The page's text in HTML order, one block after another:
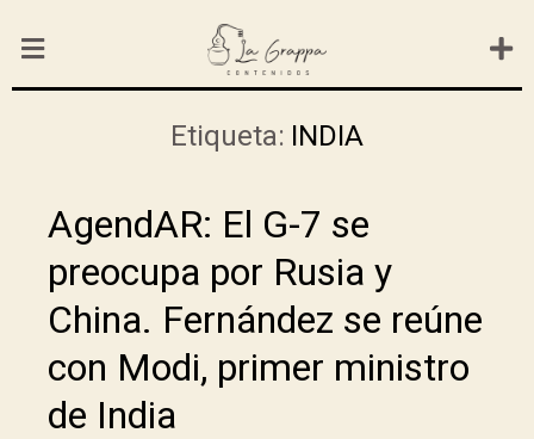
Etiqueta: INDIA
AgendAR: El G-7 se
preocupa por Rusia y
China. Fernández se reúne
con Modi, primer ministro
de India